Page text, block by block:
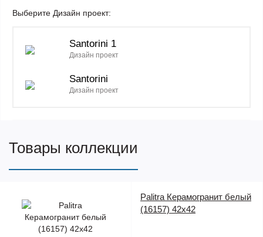
Выберите Дизайн проект:
Santorini 1
Дизайн проект
Santorini
Дизайн проект
Товары коллекции
Palitra Керамогранит белый
(16157) 42х42